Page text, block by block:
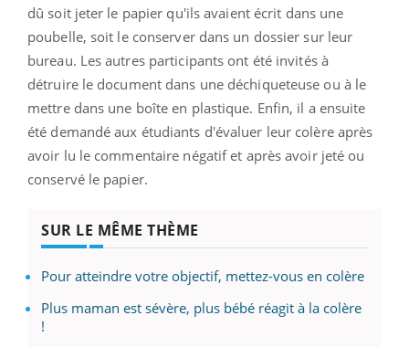
dû soit jeter le papier qu'ils avaient écrit dans une
poubelle, soit le conserver dans un dossier sur leur
bureau. Les autres participants ont été invités à
détruire le document dans une déchiqueteuse ou à le
mettre dans une boîte en plastique. Enfin, il a ensuite
été demandé aux étudiants d'évaluer leur colère après
avoir lu le commentaire négatif et après avoir jeté ou
conservé le papier.
SUR LE MÊME THÈME
Pour atteindre votre objectif, mettez-vous en colère
Plus maman est sévère, plus bébé réagit à la colère
!